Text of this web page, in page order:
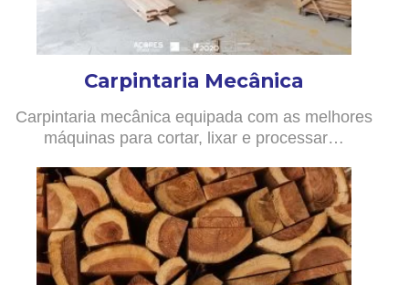
Carpintaria Mecânica
Carpintaria mecânica equipada com as melhores
máquinas para cortar, lixar e processar…